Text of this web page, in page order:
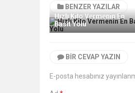
BENZER YAZILAR
Hızlı Kilo Vermenin En
Basit Yolu
BIR CEVAP YAZIN
E-posta hesabınız